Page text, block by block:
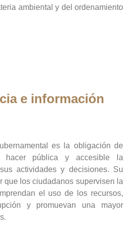
ambiental y del ordenamiento
e información
es la obligación de
hacer pública y accesible la
actividades y decisiones. Su
que los ciudadanos supervisen la
el uso de los recursos,
y promuevan una mayor